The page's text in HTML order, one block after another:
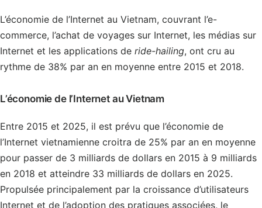
L’économie de l’Internet au Vietnam, couvrant l’e-
commerce, l’achat de voyages sur Internet, les médias sur
Internet et les applications de ride-hailing, ont cru au
rythme de 38% par an en moyenne entre 2015 et 2018.
L’économie de l’Internet au Vietnam
Entre 2015 et 2025, il est prévu que l’économie de
l’Internet vietnamienne croitra de 25% par an en moyenne
pour passer de 3 milliards de dollars en 2015 à 9 milliards
en 2018 et atteindre 33 milliards de dollars en 2025.
Propulsée principalement par la croissance d’utilisateurs
Internet et de l’adoption des pratiques associées, le